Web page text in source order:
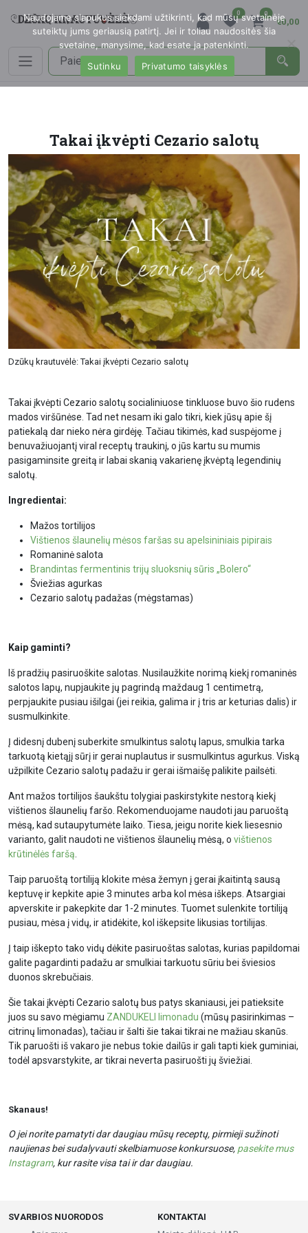
0 0
€0,00
Takai įkvėpti Cezario salotų
Dzūkų krautuvėlė: Takai įkvėpti Cezario salotų
Takai įkvėpti Cezario salotų socialiniuose tinkluose buvo šio rudens
mados viršūnėse. Tad net nesam iki galo tikri, kiek jūsų apie šį
patiekalą dar nieko nėra girdėję. Tačiau tikimės, kad suspėjome į
benuvažiuojantį viral receptų traukinį, o jūs kartu su mumis
pasigaminsite greitą ir labai skanią vakarienę įkvėptą legendinių
salotų.
Ingredientai:
Mažos tortilijos
Vištienos šlaunelių mėsos faršas su apelsininiais pipirais
Romaninė salota
Brandintas fermentinis trijų sluoksnių sūris „Bolero“
Šviežias agurkas
Cezario salotų padažas (mėgstamas)
Kaip gaminti?
Iš pradžių pasiruoškite salotas. Nusilaužkite norimą kiekį romaninės
salotos lapų, nupjaukite jų pagrindą maždaug 1 centimetrą,
perpjaukite pusiau išilgai (jei reikia, galima ir į tris ar keturias dalis) ir
susmulkinkite.
Į didesnį dubenį suberkite smulkintus salotų lapus, smulkia tarka
tarkuotą kietąjį sūrį ir gerai nuplautus ir susmulkintus agurkus. Viską
užpilkite Cezario salotų padažu ir gerai išmaišę palikite pailsėti.
Ant mažos tortilijos šaukštu tolygiai paskirstykite nestorą kiekį
vištienos šlaunelių faršo. Rekomenduojame naudoti jau paruoštą
mėsą, kad sutaupytumėte laiko. Tiesa, jeigu norite kiek liesesnio
varianto, galit naudoti ne vištienos šlaunelių mėsą, o vištienos
krūtinėlės faršą
Taip paruoštą tortiliją klokite mėsa žemyn į gerai įkaitintą sausą
keptuvę ir kepkite apie 3 minutes arba kol mėsa iškeps. Atsargiai
apverskite ir pakepkite dar 1-2 minutes. Tuomet sulenkite tortiliją
pusiau, mėsa į vidų, ir atidėkite, kol iškepsite likusias tortilijas.
Į taip iškepto tako vidų dėkite pasiruoštas salotas, kurias papildomai
galite pagardinti padažu ar smulkiai tarkuotu sūriu bei šviesios
duonos skrebučiais.
Šie takai įkvėpti Cezario salotų bus patys skaniausi, jei patieksite
juos su savo mėgiamu ZANDUKELI limonadu (mūsų pasirinkimas –
citrinų limonadas), tačiau ir šalti šie takai tikrai ne mažiau skanūs.
Tik paruošti iš vakaro jie nebus tokie dailūs ir gali tapti kiek guminiai,
todėl apsvarstykite, ar tikrai neverta pasiruošti jų šviežiai.
Skanaus!
O jei norite pamatyti dar daugiau mūsų receptų, pirmieji sužinoti
naujienas bei sudalyvauti skelbiamuose konkursuose, pasekite mus
Instagram, kur rasite visa tai ir dar daugiau.
SVARBIOS NUORODOS
KONTAKTAI
Naudojame slapukus siekdami užtikrinti, kad mūsų svetainėje
suteiktų jums geriausią patirtį. Jei ir toliau naudositės šia
svetaine, manysime, kad esate ja patenkinti.
Sutinku
Privatumo taisyklės